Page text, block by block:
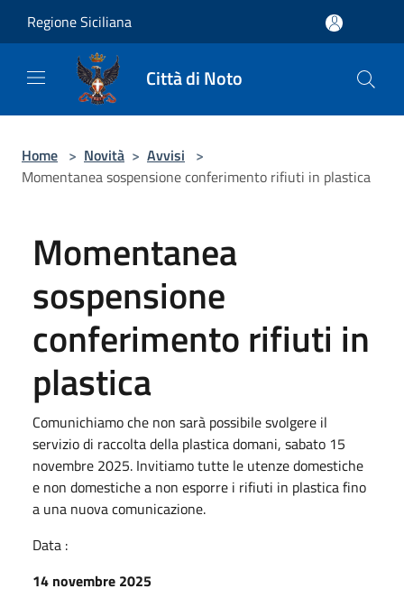
Regione Siciliana
Città di Noto
Home > Novità > Avvisi >
Momentanea sospensione conferimento rifiuti in plastica
Momentanea
sospensione
conferimento rifiuti in
plastica
Comunichiamo che non sarà possibile svolgere il
servizio di raccolta della plastica domani, sabato 15
novembre 2025. Invitiamo tutte le utenze domestiche
e non domestiche a non esporre i rifiuti in plastica fino
a una nuova comunicazione.
Data :
14 novembre 2025